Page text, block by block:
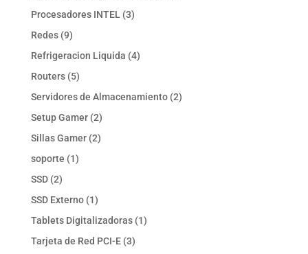
Procesadores INTEL 33
Redes 99
productos
Refrigeracion Liquida 44
Routers 55
productos
Servidores de Almacenamiento 22
Setup Gamer 22
productos
Sillas Gamer 22
soporte 11
SSD 22
productos
SSD Externo 11
producto
Tablets Digitalizadoras 11
Tarjeta de Red PCI-E 33